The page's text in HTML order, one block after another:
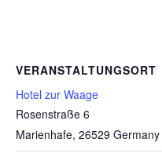
VERANSTALTUNGSORT
Hotel zur Waage
Rosenstraße 6
Marienhafe, 26529 Germany